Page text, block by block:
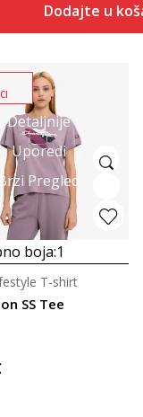
Dodajte u
Detaljnije
Uporedi
Brzi Pregled
boja:1
SS Tee
T-shirt